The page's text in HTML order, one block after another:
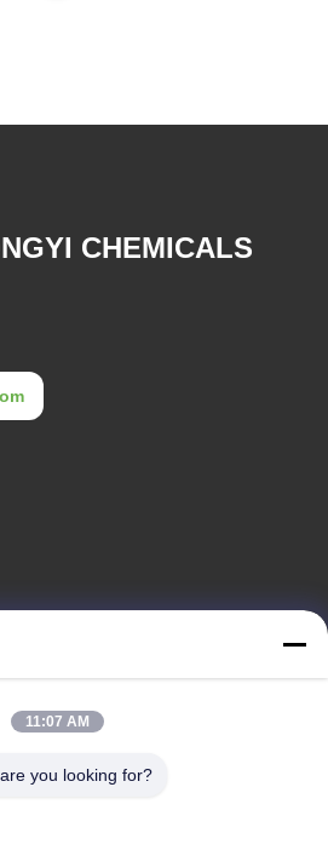
CHEMICALS
চীন
11:07 AM
you looking for?